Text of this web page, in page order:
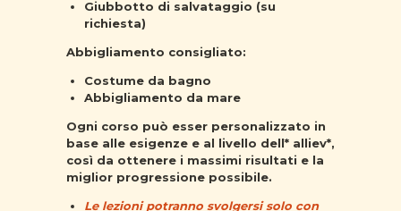
Giubbotto di salvataggio (su
richiesta)
Abbigliamento consigliato:
Costume da bagno
Abbigliamento da mare
Ogni corso può esser personalizzato in
base alle esigenze e al livello dell* alliev*,
così da ottenere i massimi risultati e la
miglior progressione possibile.
Le lezioni potranno svolgersi solo con